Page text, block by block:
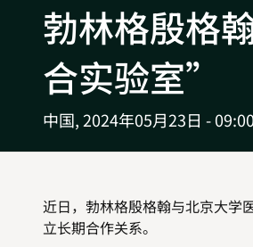
勃林格殷格
合实验室”
中国,2024年05月23日 - 09:00
近日，勃林格殷格翰与北京大学
立长期合作关系。